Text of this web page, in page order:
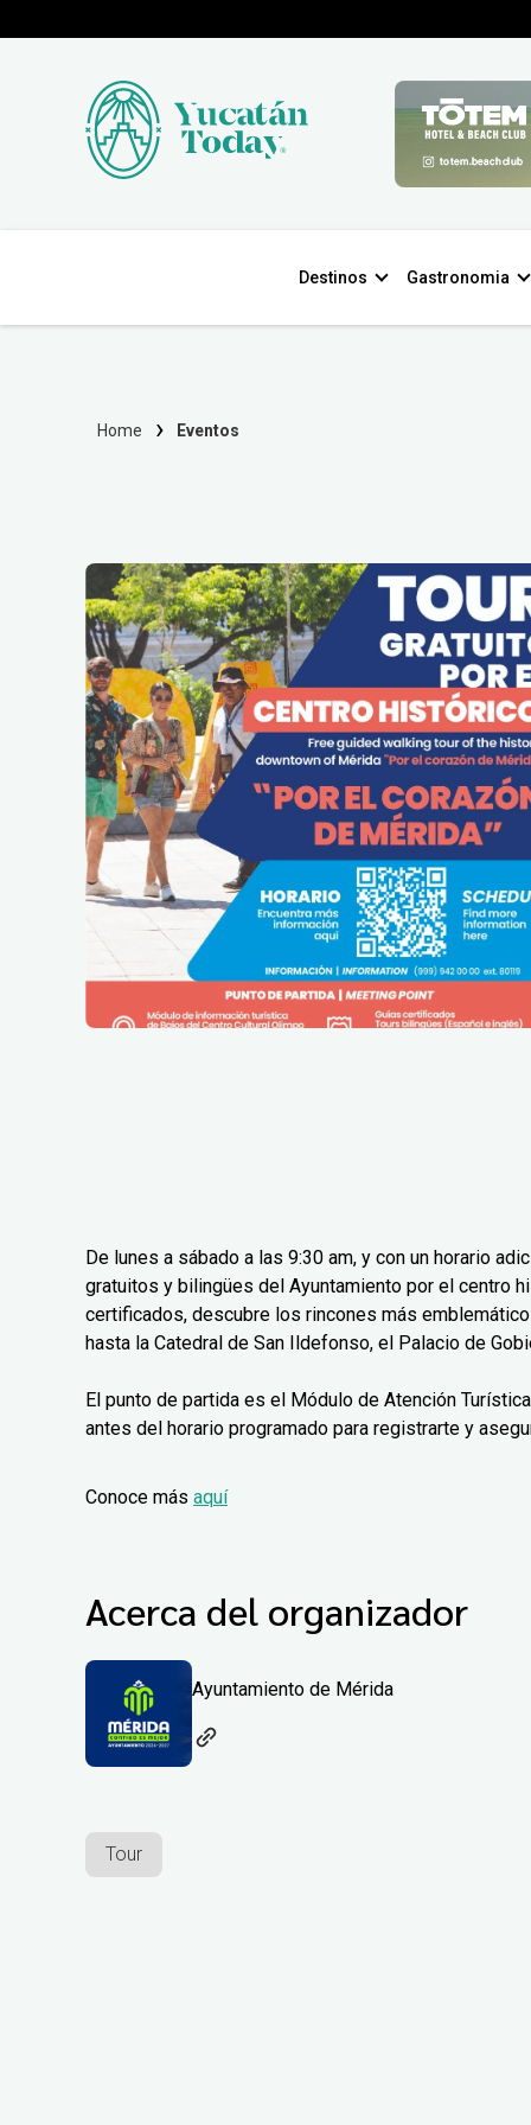
Destinos Gastronomia
Home Eventos
De lunes a sábado a las 9:30 am, y con un horario
gratuitos y bilingües del Ayuntamiento por el centro
certificados, descubre los rincones más
hasta la Catedral de San Ildefonso, el Palacio de
El punto de partida es el Módulo de Atención
antes del horario programado para registrarte y
Conoce más aquí
Acerca del organizador
Ayuntamiento de Mérida
Tour